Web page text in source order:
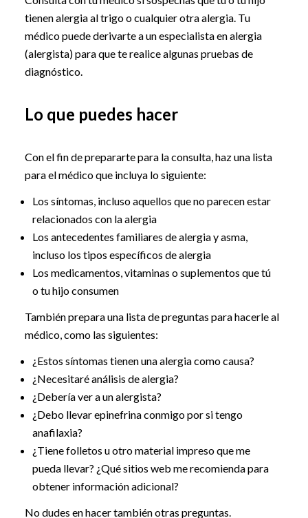
tienen alergia al trigo o cualquier otra alergia. Tu
médico puede derivarte a un especialista en alergia
(alergista) para que te realice algunas pruebas de
diagnóstico.
Lo que puedes hacer
Con el fin de prepararte para la consulta, haz una lista
para el médico que incluya lo siguiente:
Los síntomas, incluso aquellos que no parecen estar
relacionados con la alergia
Los antecedentes familiares de alergia y asma,
incluso los tipos específicos de alergia
Los medicamentos, vitaminas o suplementos que tú
o tu hijo consumen
También prepara una lista de preguntas para hacerle al
médico, como las siguientes:
¿Estos síntomas tienen una alergia como causa?
¿Necesitaré análisis de alergia?
¿Debería ver a un alergista?
¿Debo llevar epinefrina conmigo por si tengo
anafilaxia?
¿Tiene folletos u otro material impreso que me
pueda llevar? ¿Qué sitios web me recomienda para
obtener información adicional?
No dudes en hacer también otras preguntas.